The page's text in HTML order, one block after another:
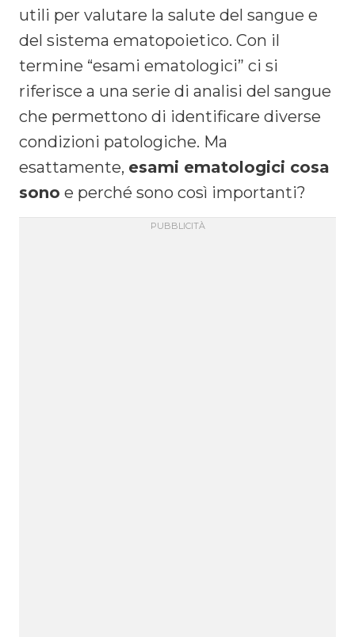
utili per valutare la salute del sangue e
del sistema ematopoietico. Con il
termine “esami ematologici” ci si
riferisce a una serie di analisi del sangue
che permettono di identificare diverse
condizioni patologiche. Ma
esattamente, esami ematologici cosa
sono e perché sono così importanti?